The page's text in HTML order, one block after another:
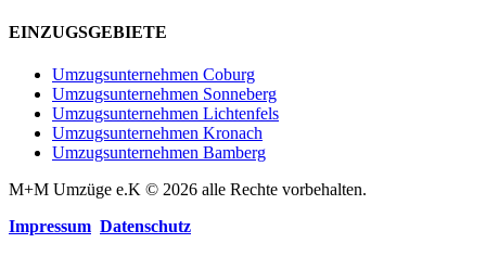
EINZUGSGEBIETE
Umzugsunternehmen Coburg
Umzugsunternehmen Sonneberg
Umzugsunternehmen Lichtenfels
Umzugsunternehmen Kronach
Umzugsunternehmen Bamberg
M+M Umzüge e.K © 2026 alle Rechte vorbehalten.
Impressum Datenschutz